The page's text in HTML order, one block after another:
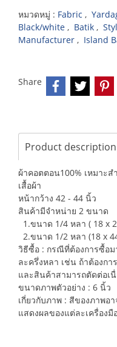
หมวดหมู่ : Fabric ,
Black/white , Batik ,
Manufacturer , Island
Share
Product description
ผ้าคอตตอน100% เหมาะ
เสื้อผ้า
หน้ากว้าง 42 - 44 นิ้ว
สินค้ามีจำหน่าย 2 ขนาด
1.ขนาด 1/4 หลา ( 18 x
2.ขนาด 1/2 หลา (18 x
วิธีซื้อ : กรณีที่ต้องการซื้อม
ละครึ่งหลา เช่น ถ้าต้องก
และสินค้าสามารถตัดต่อเ
ขนาดภาพตัวอย่าง : 6 นิ้ว
เกี่ยวกับภาพ : สีของภาพอ
แสดงผลของแต่ละเครื่องมื